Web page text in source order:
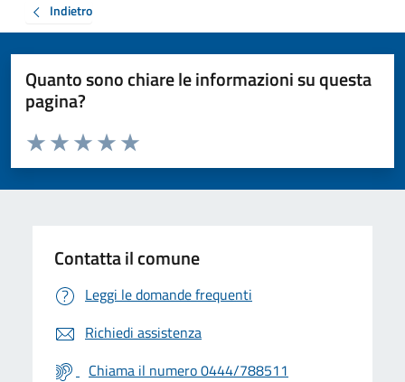
Indietro
Quanto sono chiare le informazioni su questa
pagina?
Valuta da 1 a 5 stelle la pagina
Valuta 5 stelle su 5
Valuta 4 stelle su 5
Valuta 3 stelle su 5
Valuta 2 stelle su 5
Valuta 1 stelle su 5
Contatta il comune
Leggi le domande frequenti
Richiedi assistenza
Chiama il numero 0444/788511